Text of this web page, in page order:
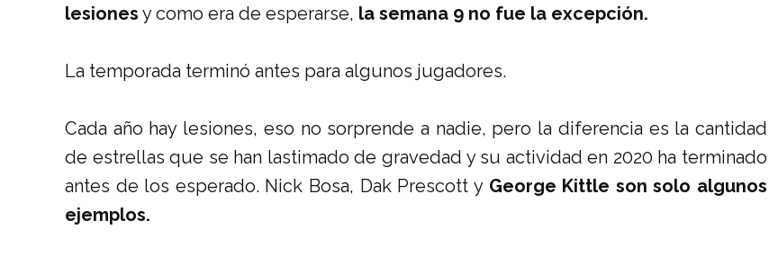
lesiones y como era de esperarse, la semana 9 no fue la excepción.
La temporada terminó antes para algunos jugadores.
Cada año hay lesiones, eso no sorprende a nadie, pero la diferencia es la cantidad
de estrellas que se han lastimado de gravedad y su actividad en 2020 ha terminado
antes de los esperado. Nick Bosa, Dak Prescott y George Kittle son solo algunos
ejemplos.